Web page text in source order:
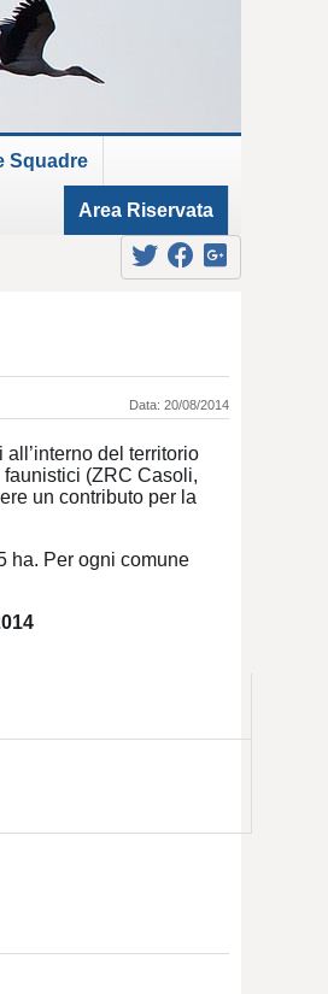
Squadre
Area Riservata
Data: 20/08/2014
del territorio
(ZRC Casoli,
un contributo per la
ha. Per ogni comune